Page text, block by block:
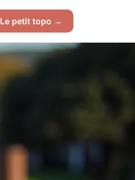
Le petit topo →